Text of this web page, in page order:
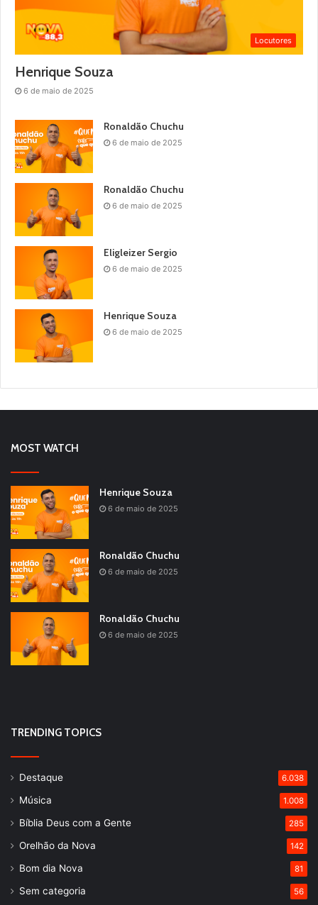
Locutores
Henrique Souza
6 de maio de 2025
Ronaldão Chuchu
6 de maio de 2025
Ronaldão Chuchu
6 de maio de 2025
Eligleizer Sergio
6 de maio de 2025
Henrique Souza
6 de maio de 2025
MOST WATCH
Henrique Souza
6 de maio de 2025
Ronaldão Chuchu
6 de maio de 2025
Ronaldão Chuchu
6 de maio de 2025
TRENDING TOPICS
Destaque 6.038
Música 1.008
Bíblia Deus com a Gente 285
Orelhão da Nova 142
Bom dia Nova 81
Sem categoria 56